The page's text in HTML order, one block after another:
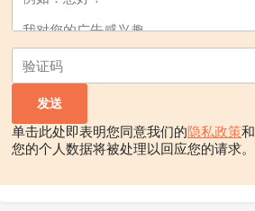
单击此处即表明您同意我们的隐私政策和
您的个人数据将被处理以回应您的请求。